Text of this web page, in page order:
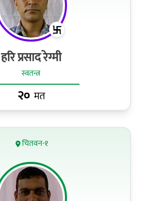
हरि प्रसाद रेग्मी
स्वतन्त्र
२० मत
चितवन-१